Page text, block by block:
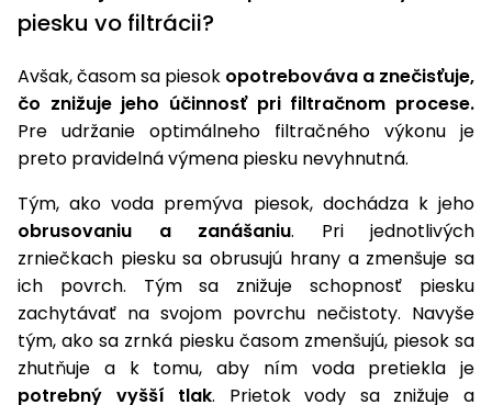
Náhradné
Vidly
Štiepačky
dreva
Drviče
vetiev
Špalíkovače
Fukáre a
na lístie
Záhradné
vozíky
Fúriky
boxy
Ochrana
rastlín
Záhradné
koše
Krhly
obrubníky
Tieniace
textílie
Odpudzovače
a pasce
stoly
dosky
Transportéry
Rezačky
na
betón
Meracie
prístroje
Nabíjačky
autobatérií
vozíky
Prilby
Doplnky
piesku vo filtrácii?
Avšak, časom sa piesok opotrebováva a znečisťuje,
čo znižuje jeho účinnosť pri filtračnom procese.
Pre udržanie optimálneho filtračného výkonu je
preto pravidelná výmena piesku nevyhnutná.
Tým, ako voda premýva piesok, dochádza k jeho
obrusovaniu a zanášaniu. Pri jednotlivých
zrniečkach piesku sa obrusujú hrany a zmenšuje sa
ich povrch. Tým sa znižuje schopnosť piesku
zachytávať na svojom povrchu nečistoty. Navyše
tým, ako sa zrnká piesku časom zmenšujú, piesok sa
zhutňuje a k tomu, aby ním voda pretiekla je
potrebný vyšší tlak. Prietok vody sa znižuje a